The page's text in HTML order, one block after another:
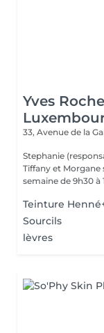
Yves
33, Avenue de la
Stephanie
Tiffany et Morgane
semaine de 9h30 à
Teinture
Sourcils
lèvres